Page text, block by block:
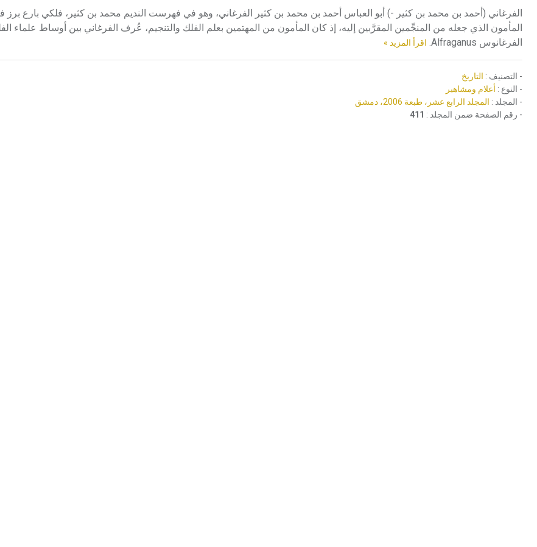
الفرغاني (أحمد بن محمد بن كثير -) أبو العباس أحمد بن محمد بن كثير الفرغاني، وهو في فهرست النديم محمد بن كثير، فلكي بارع برز
المأمون الذي جعله من المنجِّمين المقرَّبين إليه، إذ كان المأمون من المهتمين بعلم الفلك والتنجيم، عُرف الفرغاني بين أوساط علماء
الفرغانوس Alfraganus.
اقرأ المزيد »
- التصنيف : التاريخ
- النوع : أعلام ومشاهير
- المجلد : المجلد الرابع عشر، طبعة 2006، دمشق
- رقم الصفحة ضمن المجلد : 411